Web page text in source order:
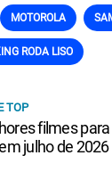
MOTOROLA
RODA LISO
TOP
filmes
julho de 2026